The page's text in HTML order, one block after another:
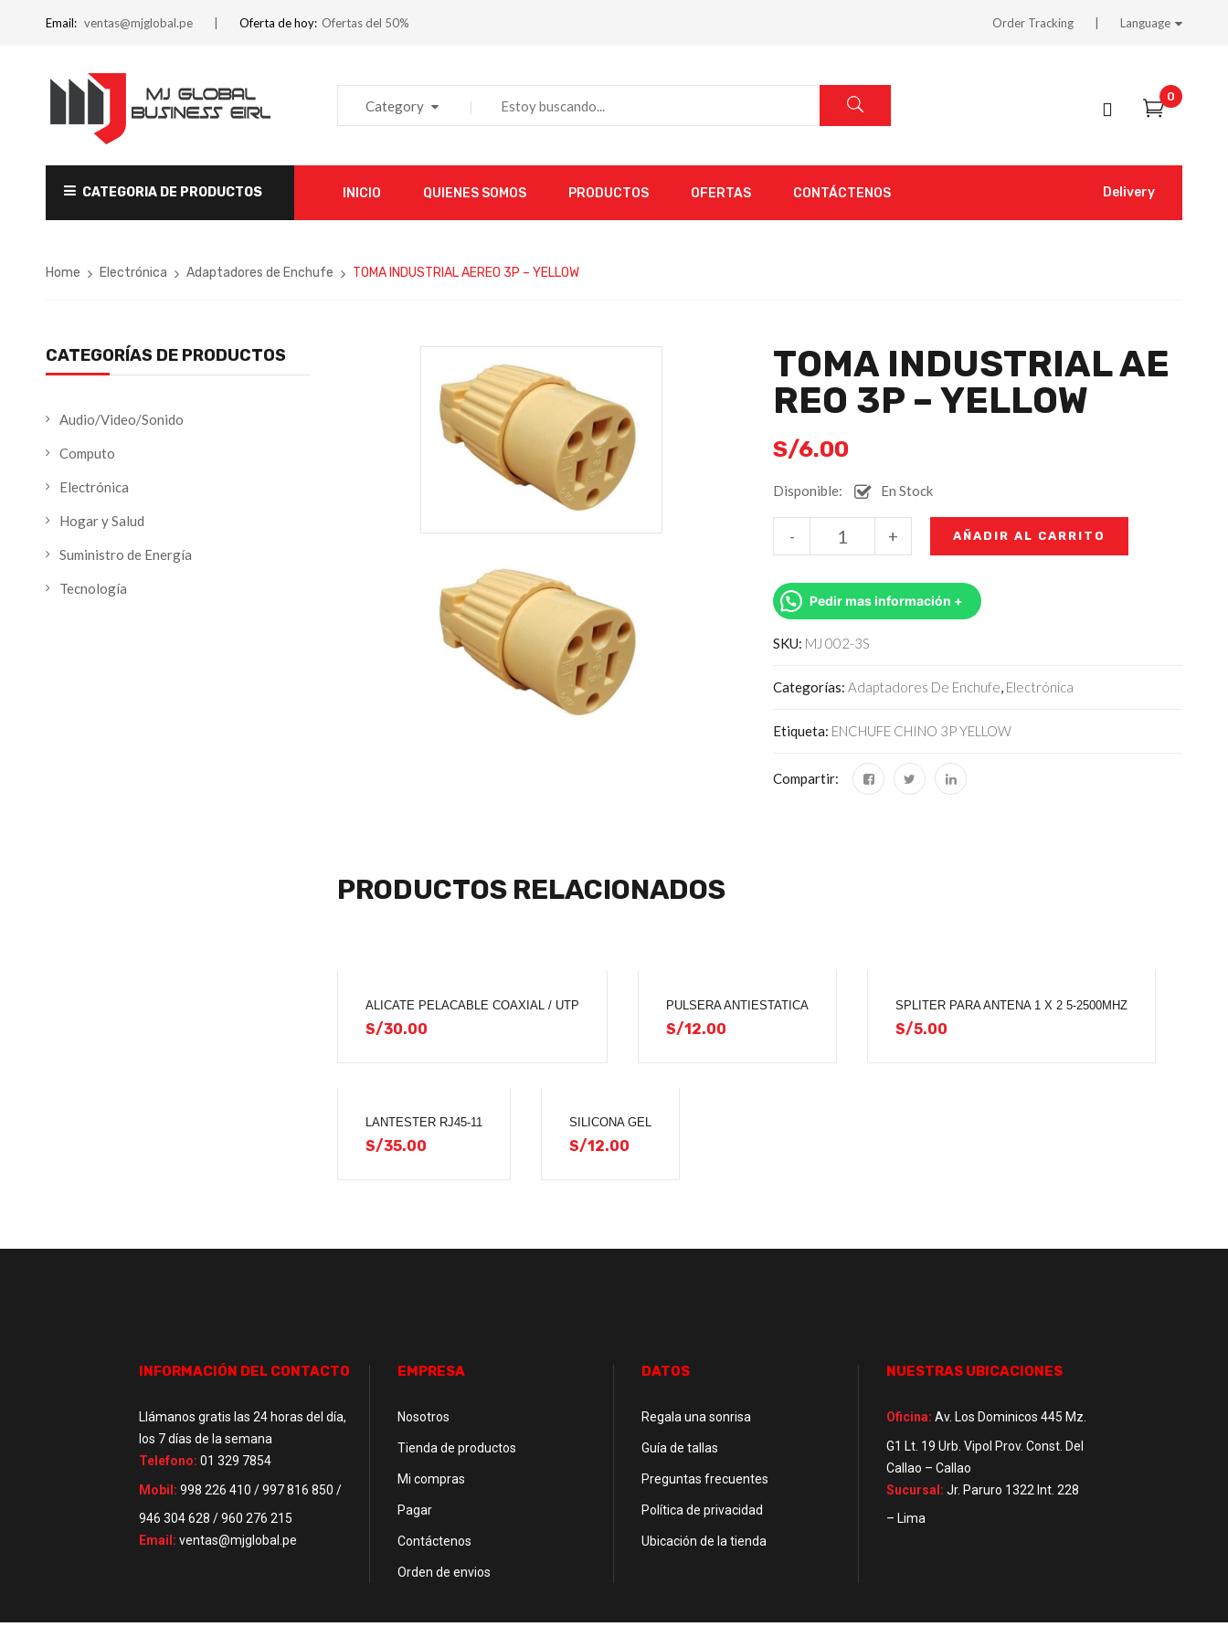
Email: ventas@mjglobal.pe Oferta de hoy: Ofertas del 50% Order Tracking Language
Category
0
CATEGORIA DE PRODUCTOS INICIO QUIENES SOMOS PRODUCTOS OFERTAS CONTÁCTENOS Delivery
Home Electrónica Adaptadores de Enchufe TOMA INDUSTRIAL AEREO 3P – YELLOW
CATEGORÍAS DE PRODUCTOS
Audio/Video/Sonido
Computo
Electrónica
Hogar y Salud
Suministro de Energía
Tecnología
TOMA INDUSTRIAL AE
REO 3P – YELLOW
S/6.00
Disponible: En Stock
+
- AÑADIR AL CARRITO
Pedir mas información +
SKU: MJ 002-3S
Categorías:Adaptadores De Enchufe, Electrónica
Etiqueta: ENCHUFE CHINO 3P YELLOW
Compartir:
PRODUCTOS RELACIONADOS
ALICATE PELACABLE COAXIAL / UTP
S/30.00
PULSERA ANTIESTATICA
S/12.00
SPLITER PARA ANTENA 1 X 2 5-2500MHZ
S/5.00
LANTESTER RJ45-11
S/35.00
SILICONA GEL
S/12.00
INFORMACIÓN DEL CONTACTO
Llámanos gratis las 24 horas del día,
los 7 días de la semana
Telefono: 01 329 7854
Mobil: 998 226 410 / 997 816 850 /
946 304 628 / 960 276 215
Email: ventas@mjglobal.pe
EMPRESA
Nosotros
Tienda de productos
Mi compras
Pagar
Contáctenos
Orden de envios
DATOS
Regala una sonrisa
Guía de tallas
Preguntas frecuentes
Política de privacidad
Ubicación de la tienda
NUESTRAS UBICACIONES
Oficina: Av. Los Dominicos 445 Mz.
G1 Lt. 19 Urb. Vipol Prov. Const. Del
Callao – Callao
Sucursal: Jr. Paruro 1322 Int. 228
– Lima